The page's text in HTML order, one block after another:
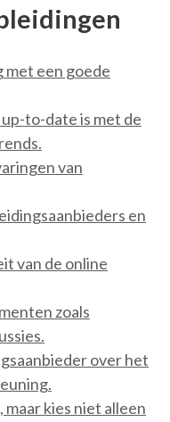
met een goede
to-date is met de
van
en
van de online
zoals
over het
kies niet alleen